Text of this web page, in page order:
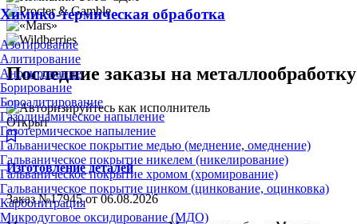
Химико-термическая обработка
Азотирование
Алитирование
Анодирование
Борирование
Бороалитирование
Газодинамическое напыление
Газотермическое напыление
Гальваническое покрытие медью (меднение, омеднение)
Гальваническое покрытие никелем (никелирование)
Гальваническое покрытие хромом (хромирование)
Гальваническое покрытие цинком (цинкование, оцинковка)
Карбонитрация
Микродуговое оксидирование (МДО)
Последние заказы на металлообработку
Открыт
Изготовление деталей
Заказ №17945 от 06.08.2026